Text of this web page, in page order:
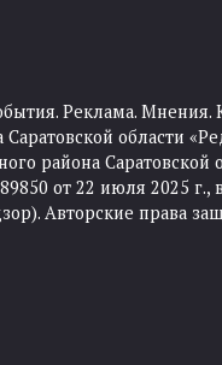
Реклама. Мнения.
области
района Саратовской
от 22 июля 2025
Авторские права